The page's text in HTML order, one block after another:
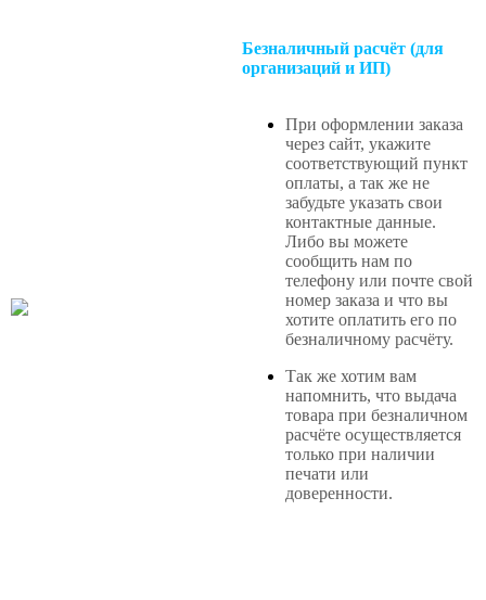
Безналичный расчёт (для
организаций и ИП)
При оформлении заказа
через сайт, укажите
соответствующий пункт
оплаты, а так же не
забудьте указать свои
контактные данные.
Либо вы можете
сообщить нам по
телефону или почте свой
номер заказа и что вы
хотите оплатить его по
безналичному расчёту.
Так же хотим вам
напомнить, что выдача
товара при безналичном
расчёте осуществляется
только при наличии
печати или
доверенности.